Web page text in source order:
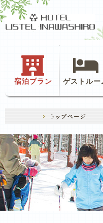
宿泊プラン ゲストルー